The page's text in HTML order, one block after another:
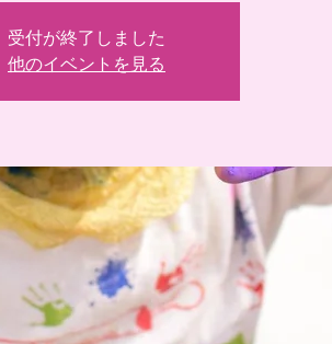
受付が終了しました
他のイベントを見る